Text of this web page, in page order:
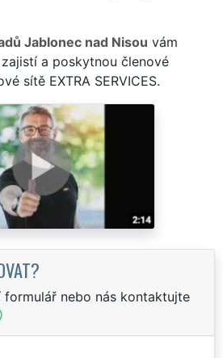
Jablonec nad Nisou vám
a poskytnou členové
sítě EXTRA SERVICES.
formulář nebo nás kontaktujte